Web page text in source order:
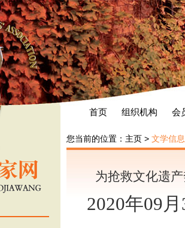
首页 组织机构 会
您当前的位置： 主页 > 文学信息
为抢救文化遗
2020年09